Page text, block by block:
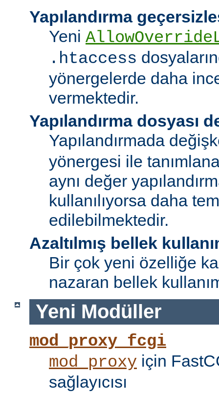
Yapılandırma
Yeni
.htaccess
yönergelerde daha
vermektedir.
Yapılandırma dosyası
Yapılandırmada
yönergesi ile
aynı değer
kullanılıyorsa daha
edilebilmektedir.
Azaltılmış bellek
Bir çok yeni özelliğe
nazaran bellek
Yeni Modüller
mod_proxy_fcgi
mod_proxy için
sağlayıcısı